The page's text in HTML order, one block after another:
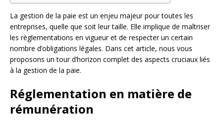
La gestion de la paie est un enjeu majeur pour toutes les
entreprises, quelle que soit leur taille. Elle implique de maîtriser
les règlementations en vigueur et de respecter un certain
nombre d’obligations légales. Dans cet article, nous vous
proposons un tour d’horizon complet des aspects cruciaux liés
à la gestion de la paie.
Réglementation en matière de
rémunération